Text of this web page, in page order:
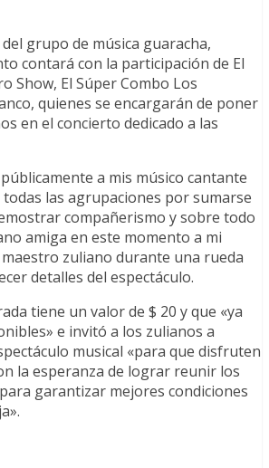
grupo de música guaracha,
contará con la participación de El
Show, El Súper Combo Los
quienes se encargarán de poner
en el concierto dedicado a las
a mis músico cantante
todas las agrupaciones por sumarse
compañerismo y sobre todo
amiga en este momento a mi
zuliano durante una rueda
detalles del espectáculo.
tiene un valor de $ 20 y que «ya
e invitó a los zulianos a
musical «para que disfruten
la esperanza de lograr reunir los
garantizar mejores condiciones